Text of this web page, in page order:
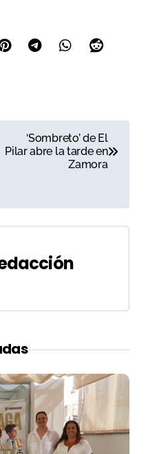
‘Sombreto’ de El
Pilar abre la tarde en
Zamora